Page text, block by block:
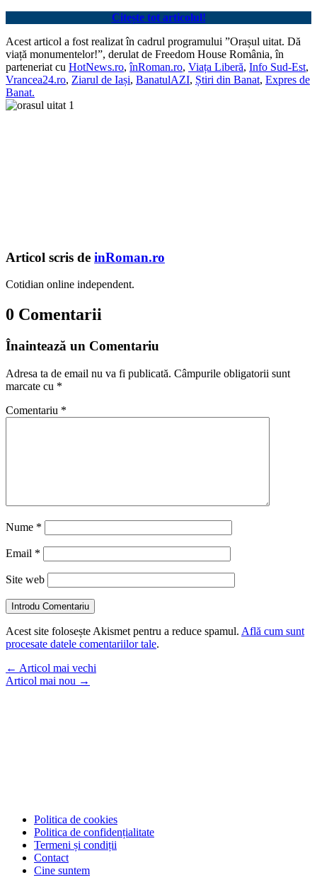
Citește tot articolul!
Acest articol a fost realizat în cadrul programului ”Orașul uitat. Dă
viață monumentelor!”, derulat de Freedom House România, în
parteneriat cu HotNews.ro,înRoman.ro, Viața Liberă, Info Sud-Est,
Vrancea24.ro, Ziarul de Iași, BanatulAZI, Știri din Banat, Expres de
Banat.
Articol scris de inRoman.ro
Cotidian online independent.
0 Comentarii
Înaintează un Comentariu
Adresa ta de email nu va fi publicată. Câmpurile obligatorii sunt
marcate cu *
Comentariu *
Nume *
Email *
Site web
Introdu Comentariu
Acest site folosește Akismet pentru a reduce spamul. Află cum sunt
procesate datele comentariilor tale.
← Articol mai vechi
Articol mai nou →
Politica de cookies
Politica de confidențialitate
Termeni și condiții
Contact
Cine suntem